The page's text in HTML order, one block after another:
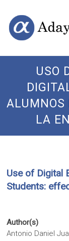
content
Adaya
Press
Open
Access
Publishing
USO
ALUMNOS
LA
Use of Digital
Students:
Author(s)
Antonio Daniel